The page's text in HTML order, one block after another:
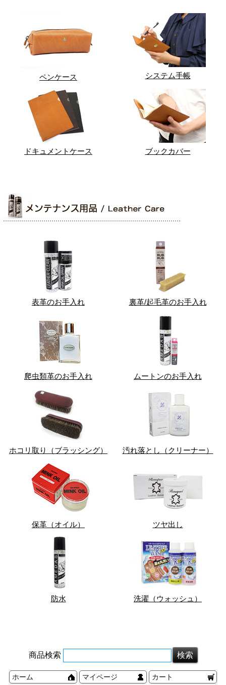
ペンケース システム手帳
ドキュメントケース ブックカバー
表革のお手入れ 裏革/起毛革のお手入れ
爬虫類革のお手入れ ムートンのお手入れ
ホコリ取り（ブラッシング） 汚れ落とし（クリーナー）
保革（オイル） ツヤ出し
防水 洗濯（ウォッシュ）
商品検索
ホーム マイページ カート